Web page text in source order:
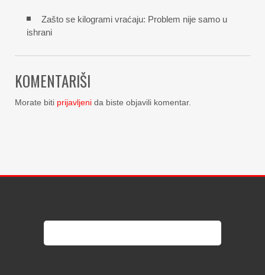
Zašto se kilogrami vraćaju: Problem nije samo u
ishrani
KOMENTARIŠI
Morate biti prijavljeni da biste objavili komentar.